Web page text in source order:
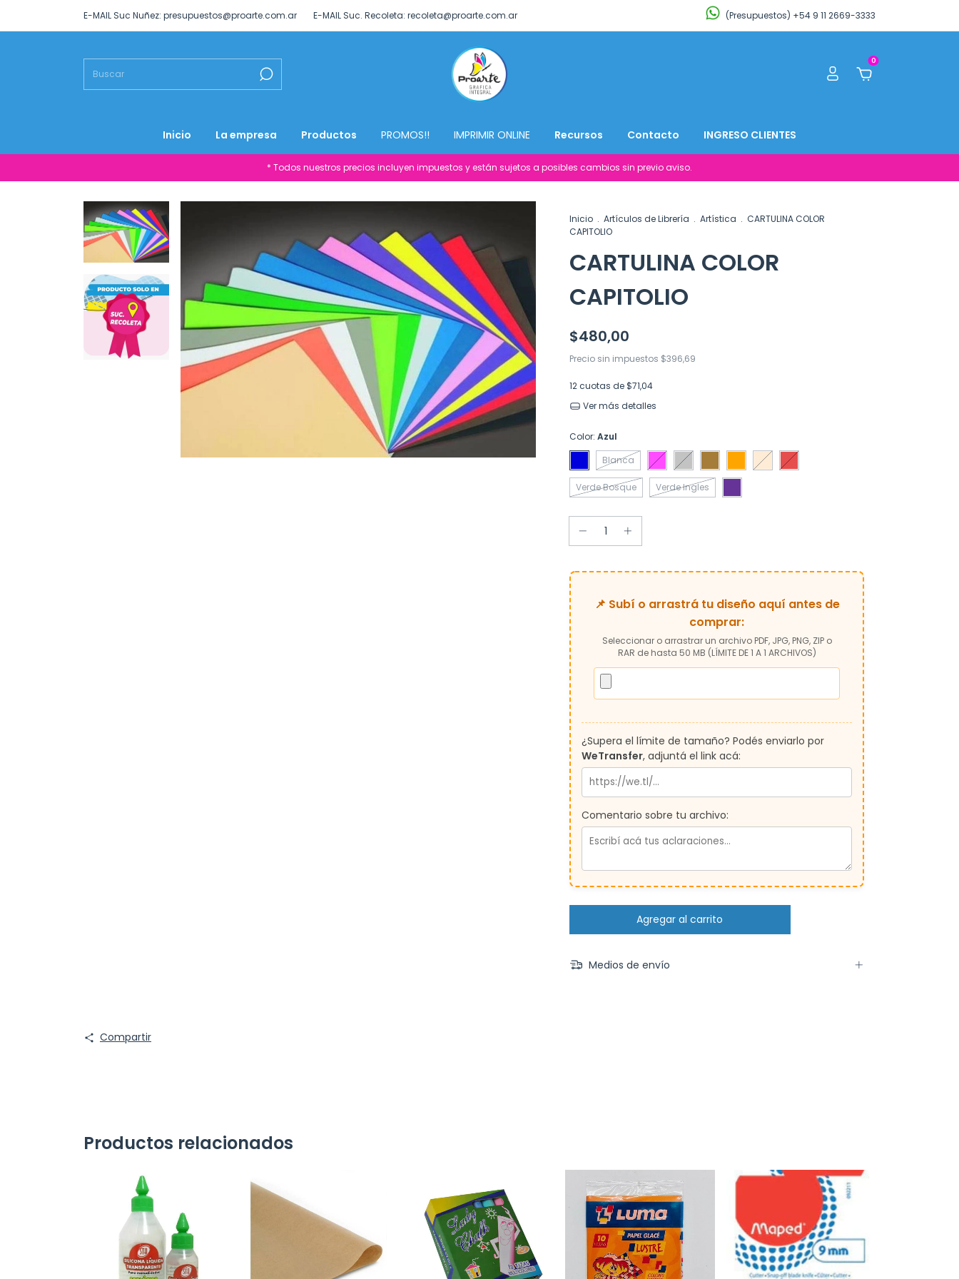
E-MAIL Suc Nuñez: presupuestos@proarte.com.ar E-MAIL Suc. Recoleta: recoleta@proarte.com.ar (Presupuestos) +54 9 11 2669-3333
0
Inicio La empresa Productos PROMOS!! IMPRIMIR ONLINE Recursos Contacto INGRESO CLIENTES
* Todos nuestros precios incluyen impuestos y están sujetos a posibles cambios sin previo aviso.
Inicio . Artículos de Librería . Artística . CARTULINA COLOR
CAPITOLIO
CARTULINA COLOR
CAPITOLIO
$480,00
Precio sin impuestos $396,69
12cuotas de$71,04
Ver más detalles
Color: Azul
Blanca
Verde Bosque Verde Ingles
📌 Subí o arrastrá tu diseño aquí antes de
comprar:
Seleccionar o arrastrar un archivo PDF, JPG, PNG, ZIP o
RAR de hasta 50 MB (LÍMITE DE 1 A 1 ARCHIVOS)
¿Supera el límite de tamaño? Podés enviarlo por
WeTransfer, adjuntá el link acá:
Comentario sobre tu archivo:
Medios de envío
Compartir
Productos relacionados